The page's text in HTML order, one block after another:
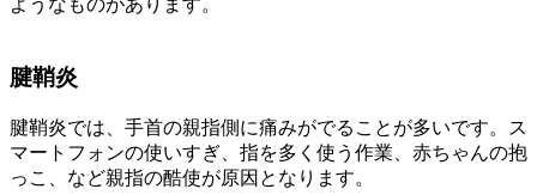
ようなものがあります。
腱鞘炎
腱鞘炎では、手首の親指側に痛みがでることが多いです。ス
マートフォンの使いすぎ、指を多く使う作業、赤ちゃんの抱
っこ、など親指の酷使が原因となります。